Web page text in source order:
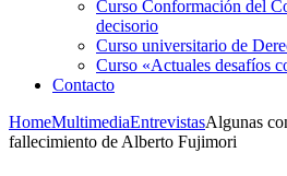
Curso Conformación del
decisorio
Curso universitario de
Curso «Actuales desafíos
Contacto
HomeMultimediaEntrevistasAlgunas
fallecimiento de Alberto Fujimori